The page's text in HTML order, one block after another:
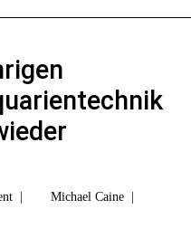
Michael Caine